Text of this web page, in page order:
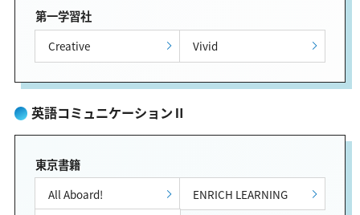
第一学習社
Creative Vivid
英語コミュニケーションⅡ
東京書籍
All Aboard!
ENRICH LEARNING